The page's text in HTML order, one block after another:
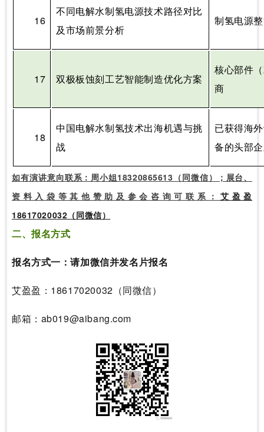
16
不同电解水制氢电源技术路径对比
及市场前景分析
制氢电源
17 双极板蚀刻工艺智能制造优化方案
核心部件
商
18
中国电解水制氢技术出海机遇与挑
战
已获得海
备的头部
如有演讲意向联系：周小姐18320865613（同微信）；展台、
资料入袋等其他赞助及参会咨询可联系：艾盈盈
18617020032（同微信）
二、报名方式
报名方式一：请加微信并发名片报名
艾盈盈：18617020032（同微信）
邮箱：ab019@aibang.com